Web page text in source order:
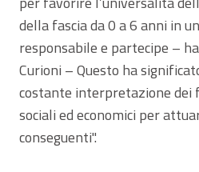
della fascia da 0 a 6 anni in
responsabile e partecipe –
Curioni – Questo ha
costante interpretazione dei
sociali ed economici per
conseguenti".